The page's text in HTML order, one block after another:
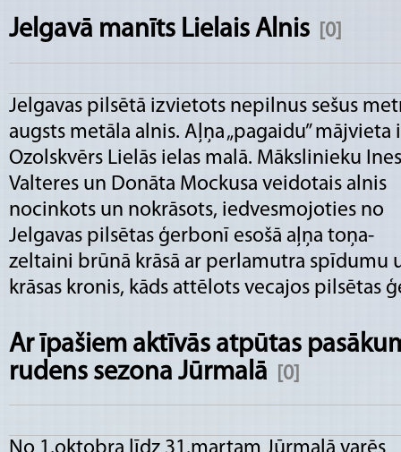
Jelgavā manīts Lielais Alnis [0]
Jelgavas pilsētā izvietots nepilnus sešus
augsts metāla alnis. Aļņa „pagaidu” mājvieta
Ozolskvērs Lielās ielas malā. Mākslinieku
Valteres un Donāta Mockusa veidotais alnis
nocinkots un nokrāsots, iedvesmojoties no
Jelgavas pilsētas ģerbonī esošā aļņa toņa-
zeltaini brūnā krāsā ar perlamutra spīdumu
krāsas kronis, kāds attēlots vecajos pilsētas
Ar īpašiem aktīvās atpūtas
rudens sezona Jūrmalā
[0]